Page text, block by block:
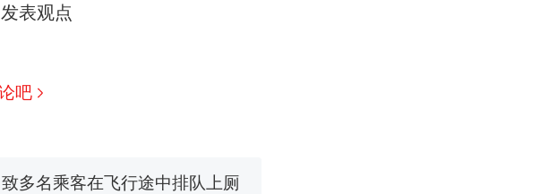
表观点
吧
名均遭淘汰？教育局：已叫停
多名乘客在飞行途中排队上厕